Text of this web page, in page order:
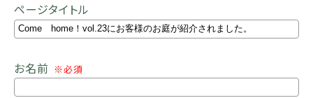
ページタイトル
お名前 ※必須